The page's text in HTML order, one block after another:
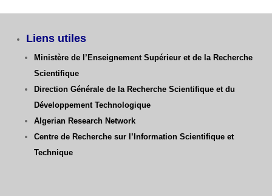
Liens utiles
Ministère de l’Enseignement Supérieur et de la Recherche
Scientifique
Direction Générale de la Recherche Scientifique et du
Développement Technologique
Algerian Research Network
Centre de Recherche sur l’Information Scientifique et
Technique